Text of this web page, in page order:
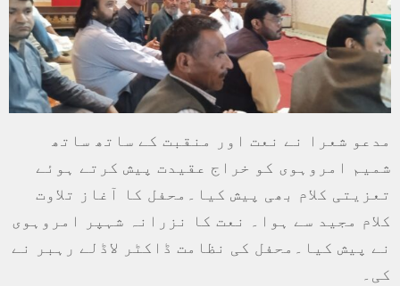
مدعو شعرا نے نعت اور منقبت کے ساتھ ساتھ
شمیم امروہوی کو خراج عقیدت پیش کرتے ہوئے
تعزیتی کلام بھی پیش کیا۔محفل کا آغاز تلاوت
کلام مجید سے ہوا۔ نعت کا نزرانہ شہپر امروہوی
نے پیش کیا۔محفل کی نظامت ڈاکٹر لاڈلے رہبر نے
کی۔